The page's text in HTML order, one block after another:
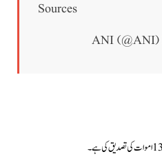
Sources